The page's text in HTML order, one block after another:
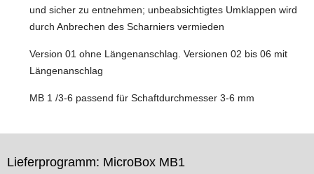
und sicher zu entnehmen; unbeabsichtigtes Umklappen wird
durch Anbrechen des Scharniers vermieden
Version 01 ohne Längenanschlag. Versionen 02 bis 06 mit
Längenanschlag
MB 1 /3-6 passend für Schaftdurchmesser 3-6 mm
Lieferprogramm: MicroBox MB1